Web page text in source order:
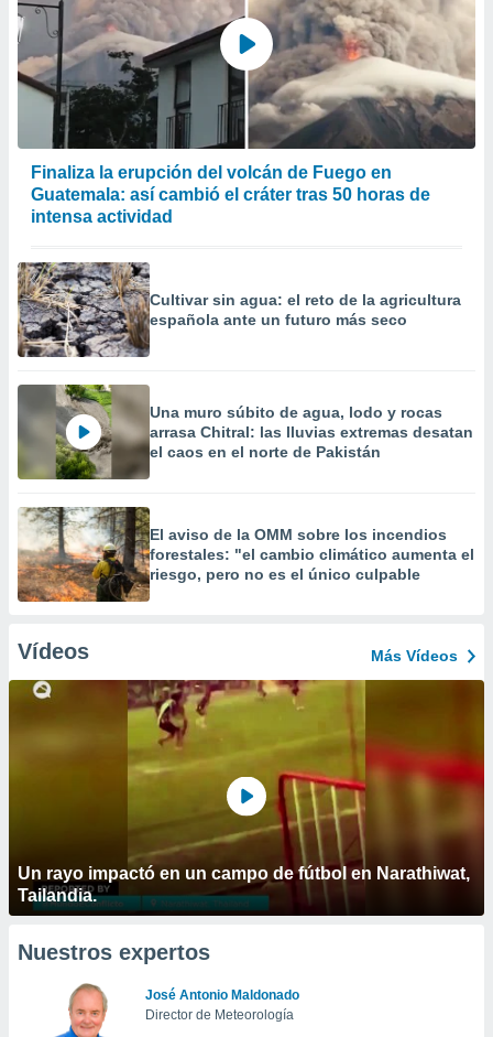
Finaliza la erupción del volcán de Fuego en
Guatemala: así cambió el cráter tras 50 horas de
intensa actividad
Cultivar sin agua: el reto de la agricultura
española ante un futuro más seco
Una muro súbito de agua, lodo y rocas
arrasa Chitral: las lluvias extremas desatan
el caos en el norte de Pakistán
El aviso de la OMM sobre los incendios
forestales: "el cambio climático aumenta el
riesgo, pero no es el único culpable
Vídeos Más Vídeos
Un rayo impactó en un campo de fútbol en Narathiwat,
Tailandia.
Nuestros expertos
José Antonio Maldonado
Director de Meteorología